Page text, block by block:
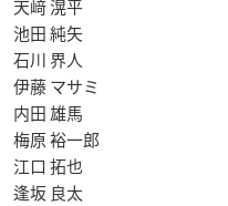
天﨑 滉平
池田 純矢
石川 界人
伊藤 マサミ
内田 雄馬
梅原 裕一郎
江口 拓也
逢坂 良太